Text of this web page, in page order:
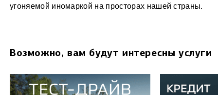
угоняемой иномаркой на просторах нашей страны.
Возможно, вам будут интересны услуги